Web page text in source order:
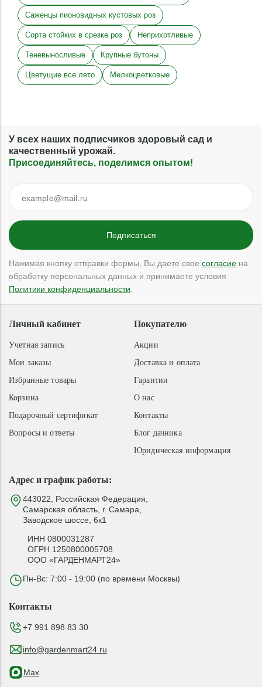
Саженцы пионовидных кустовых роз
Сорта стойких в срезке роз Неприхотливые
Теневыносливые Крупные бутоны
Цветущие все лето Мелкоцветковые
У всех наших подписчиков здоровый сад и
качественный урожай.
Присоединяйтесь, поделимся опытом!
Нажимая кнопку отправки формы, Вы даете свое согласие на
обработку персональных данных и принимаете условия
Политики конфиденциальности
Адрес и график работы:
443022, Российская Федерация,
Самарская область, г. Самара,
Заводское шоссе, 6к1
ИНН 0800031287
ОГРН 1250800005708
ООО «ГАРДЕНМАРТ24»
Пн-Вс: 7:00 - 19:00 (по времени Москвы)
Покупателю
Акции
Доставка и оплата
Гарантии
О нас
Контакты
Блог дачника
Юридическая информация
Личный кабинет
Учетная запись
Мои заказы
Избранные товары
Корзина
Подарочный сертификат
Вопросы и ответы
Контакты
+7 991 898 83 30
info@gardenmart24.ru
Max